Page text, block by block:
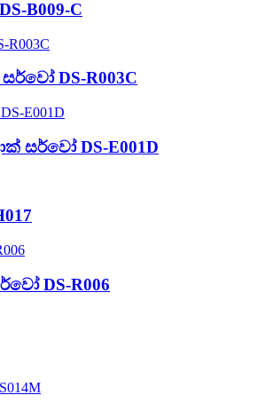
B009-C
DS-R003C
සර්වෝ DS-E001D
DS-R006